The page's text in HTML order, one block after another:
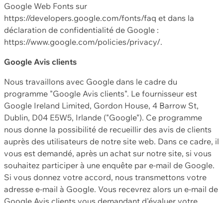
Google Web Fonts sur
https://developers.google.com/fonts/faq et dans la
déclaration de confidentialité de Google :
https://www.google.com/policies/privacy/.
Google Avis clients
Nous travaillons avec Google dans le cadre du
programme "Google Avis clients". Le fournisseur est
Google Ireland Limited, Gordon House, 4 Barrow St,
Dublin, D04 E5W5, Irlande ("Google"). Ce programme
nous donne la possibilité de recueillir des avis de clients
auprès des utilisateurs de notre site web. Dans ce cadre, il
vous est demandé, après un achat sur notre site, si vous
souhaitez participer à une enquête par e-mail de Google.
Si vous donnez votre accord, nous transmettons votre
adresse e-mail à Google. Vous recevrez alors un e-mail de